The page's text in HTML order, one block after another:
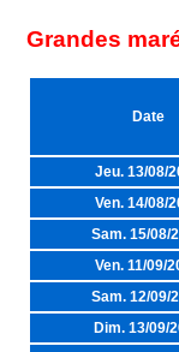
Grandes
Date
Jeu. 13/08/
Ven. 14/08/
Sam. 15/08/
Ven. 11/09/
Sam. 12/09/
Dim. 13/09/